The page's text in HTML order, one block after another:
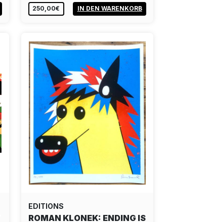
250,00€ IN DEN WARENKORB
EDITIONS
ROMAN KLONEK: ENDING IS